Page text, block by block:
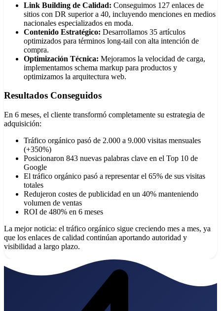
Link Building de Calidad: Conseguimos 127 enlaces de
sitios con DR superior a 40, incluyendo menciones en medios
nacionales especializados en moda.
Contenido Estratégico: Desarrollamos 35 artículos
optimizados para términos long-tail con alta intención de
compra.
Optimización Técnica: Mejoramos la velocidad de carga,
implementamos schema markup para productos y
optimizamos la arquitectura web.
Resultados Conseguidos
En 6 meses, el cliente transformó completamente su estrategia de
adquisición:
Tráfico orgánico pasó de 2.000 a 9.000 visitas mensuales
(+350%)
Posicionaron 843 nuevas palabras clave en el Top 10 de
Google
El tráfico orgánico pasó a representar el 65% de sus visitas
totales
Redujeron costes de publicidad en un 40% manteniendo
volumen de ventas
ROI de 480% en 6 meses
La mejor noticia: el tráfico orgánico sigue creciendo mes a mes, ya
que los enlaces de calidad continúan aportando autoridad y
visibilidad a largo plazo.